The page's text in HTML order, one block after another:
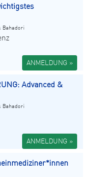
Bahadori
ANMELDUNG »
Advanced &
Bahadori
ANMELDUNG »